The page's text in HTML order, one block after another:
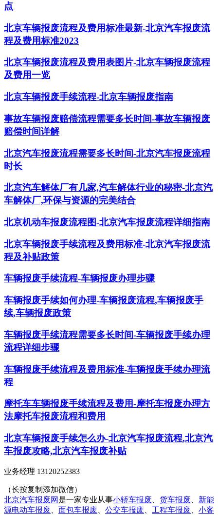
点
北京车辆报废流程及费用标准最新-北京汽车报废流
程及费用标准2023
北京车辆报废流程及费用表图片-北京车辆报废流程
及费用一览
北京车辆报废手续流程-北京车辆报废指南
事故车辆报废赔偿流程需要多长时间-事故车辆报废
赔偿时间详解
北京汽车报废流程需要多长时间-北京汽车报废流程
时长
北京汽车解体厂有几家,汽车解体行业的秘密-北京汽
车解体厂,环保与资源的完美结合
北京机动车报废流程图-北京汽车报废流程详细指南
北京车辆报废手续流程及费用标准-北京汽车报废流
程及补贴政策
车辆报废手续流程-车辆报废办理步骤
车辆报废手续如何办理-车辆报废流程,车辆报废手
续,车辆报废政策
车辆报废手续流程需要多长时间-车辆报废手续办理
流程详细步骤
车辆报废手续流程及费用标准-车辆报废手续办理流
程
摩托车车辆报废手续流程及费用-摩托车报废办理方
法摩托车报废流程和费用
北京车辆报废手续怎么办-北京汽车报废流程,北京汽
车报废攻略,北京汽车报废补贴
业务经理 13120252383
（长按复制添加微信）
北京汽车报废网 是一家专业从事小轿车报废 货车报废
新能
源电动车报废
面包车报废 公交车报废 工程车报废 小客